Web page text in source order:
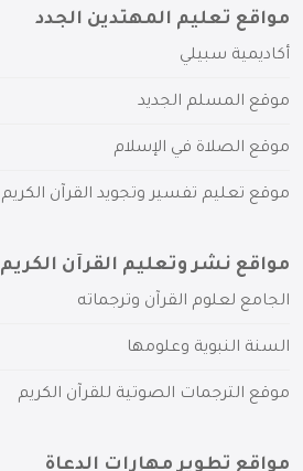
مواقع تعليم المهتدين الجدد
أكاديمية سبيلي
موقع المسلم الجديد
موقع الصلاة في الإسلام
موقع تعليم تفسير وتجويد القرآن الكريم
مواقع نشر وتعليم القرآن الكريم
الجامع لعلوم القرآن وترجماته
السنة النبوية وعلومها
موقع الترجمات الصوتية للقرآن الكريم
مواقع تطوير مهارات الدعاة